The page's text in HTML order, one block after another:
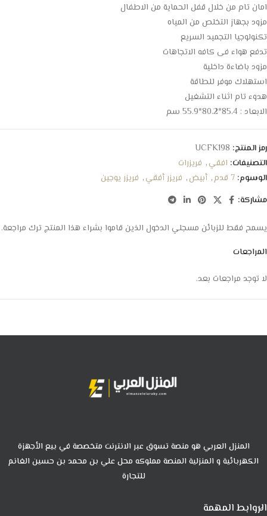
امان تام من خلال قفل الحماية من الاطفال
مزود بجهاز التخلص من المياه
تكنولوجيا التجميد السريع
تدفع هواء فى كافه الاتجاهات
مزود باضاءة داخلية
استهلاك موفر للطاقة
هدوء تام اثناء التشغيل
الابعاد : 85.4*80.2*55.9 سم
رمز المنتج: UCFK198
التصنيفات: افقي, فريزرات
الوسوم: 7 قدم , أبيض, فريزر أفقي, فريزر يوجين
مشاركة:
المراجعات
لا توجد مراجعات بعد.
يسمح فقط للزبائن مسجلي الدخول الذين قاموا بشراء هذا المنتج ترك مراجعة.
المنزل العربي هو منصة تسوق عبر الانترنت متخصصة في بيع الأجهزة
الكهربائية و المنزلية المنصة مملوكه محل علي بن محمد بن حسين الغانم
للتجارة
الروابط المهمة